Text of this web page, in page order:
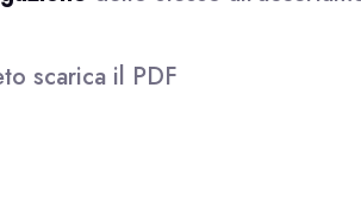
scarica il PDF